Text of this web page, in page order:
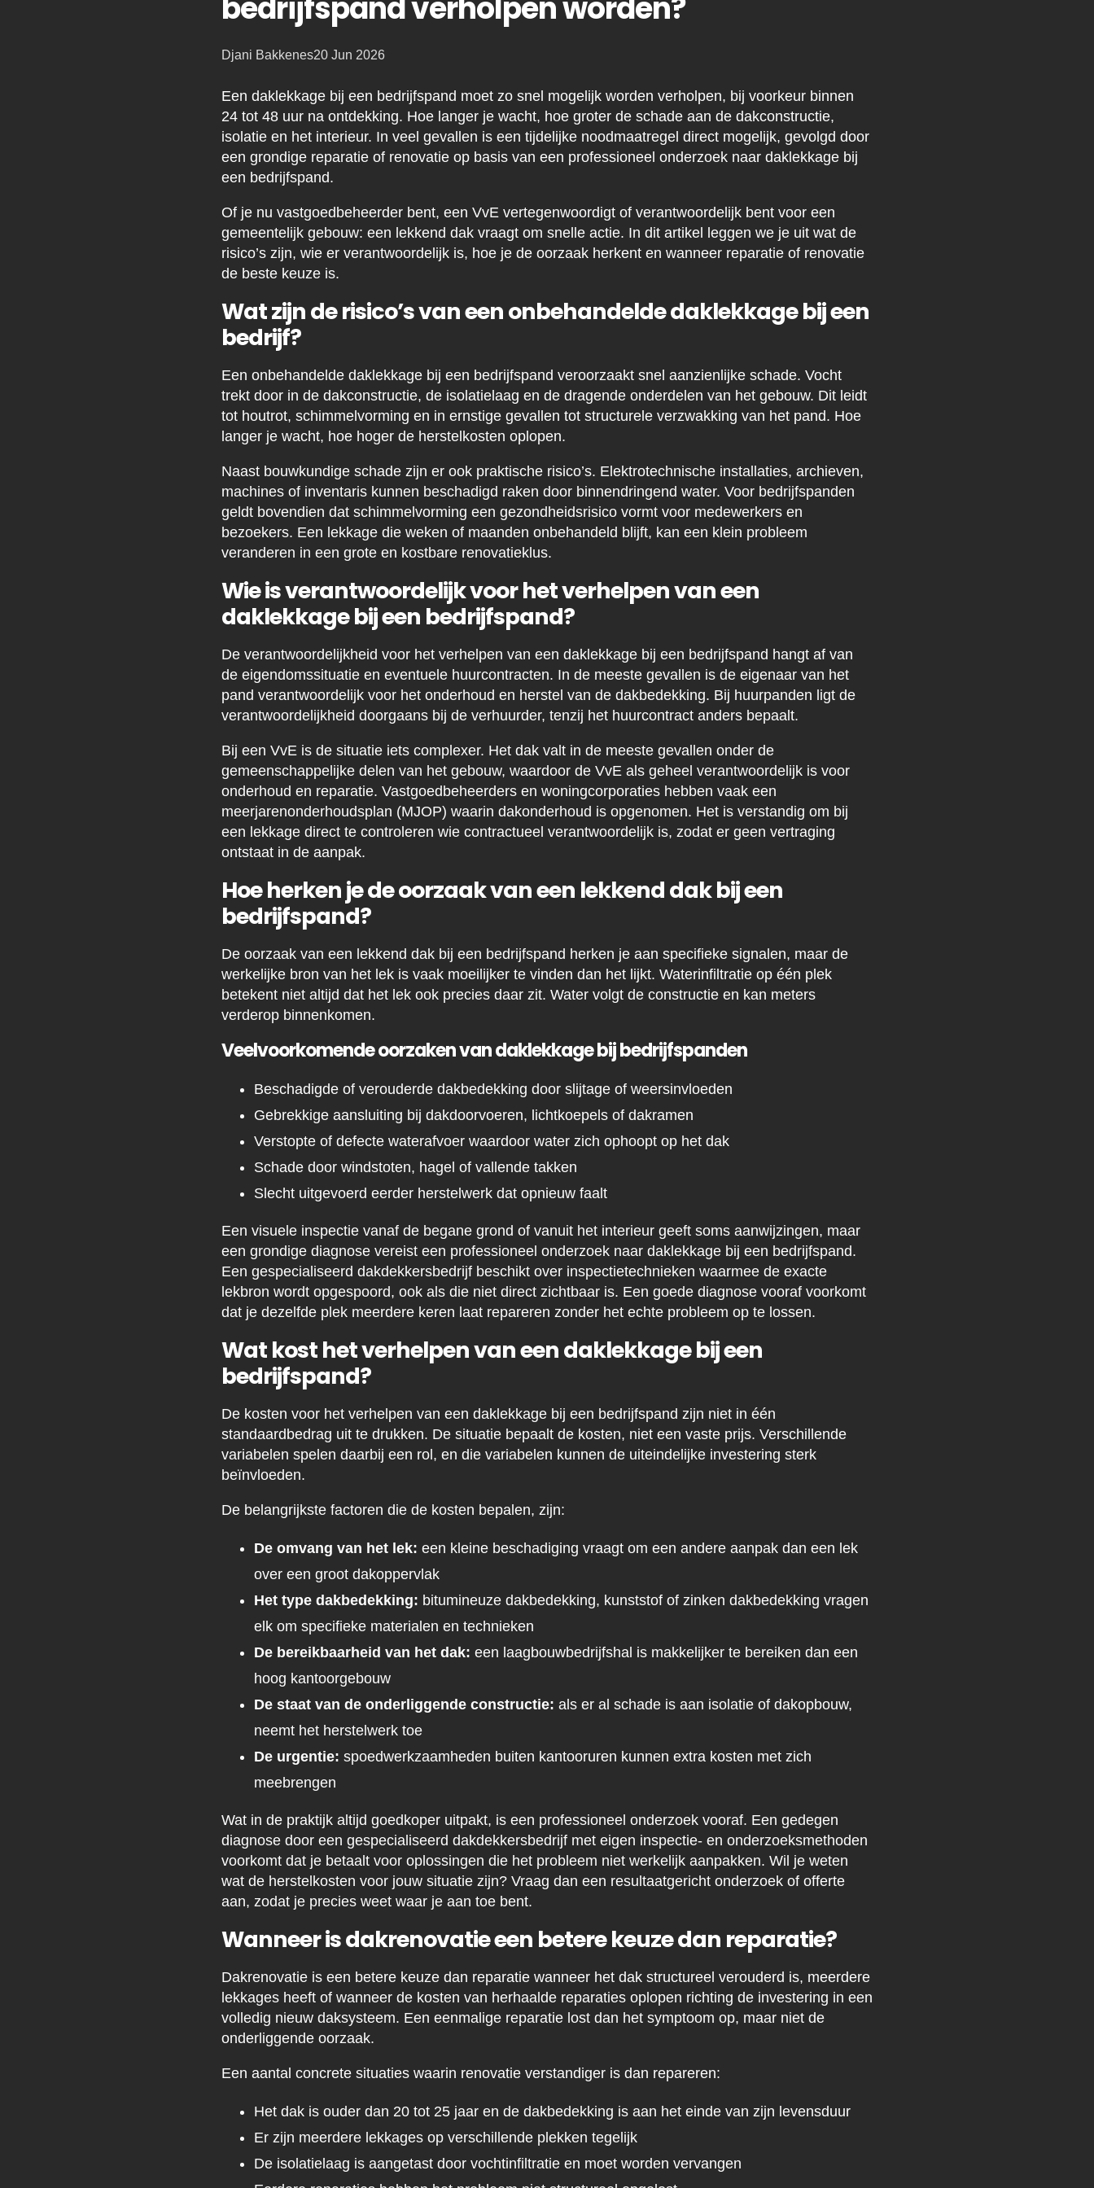
bedrijfspand verholpen worden?
Posted
Djani Bakkenes20 Jun 2026
Een daklekkage bij een bedrijfspand moet zo snel mogelijk worden verholpen, bij voorkeur binnen
24 tot 48 uur na ontdekking. Hoe langer je wacht, hoe groter de schade aan de dakconstructie,
isolatie en het interieur. In veel gevallen is een tijdelijke noodmaatregel direct mogelijk, gevolgd door
een grondige reparatie of renovatie op basis van een professioneel onderzoek naar daklekkage bij
een bedrijfspand.
Of je nu vastgoedbeheerder bent, een VvE vertegenwoordigt of verantwoordelijk bent voor een
gemeentelijk gebouw: een lekkend dak vraagt om snelle actie. In dit artikel leggen we je uit wat de
risico’s zijn, wie er verantwoordelijk is, hoe je de oorzaak herkent en wanneer reparatie of renovatie
de beste keuze is.
Wat zijn de risico’s van een onbehandelde daklekkage bij een
bedrijf?
Een onbehandelde daklekkage bij een bedrijfspand veroorzaakt snel aanzienlijke schade. Vocht
trekt door in de dakconstructie, de isolatielaag en de dragende onderdelen van het gebouw. Dit leidt
tot houtrot, schimmelvorming en in ernstige gevallen tot structurele verzwakking van het pand. Hoe
langer je wacht, hoe hoger de herstelkosten oplopen.
Naast bouwkundige schade zijn er ook praktische risico’s. Elektrotechnische installaties, archieven,
machines of inventaris kunnen beschadigd raken door binnendringend water. Voor bedrijfspanden
geldt bovendien dat schimmelvorming een gezondheidsrisico vormt voor medewerkers en
bezoekers. Een lekkage die weken of maanden onbehandeld blijft, kan een klein probleem
veranderen in een grote en kostbare renovatieklus.
Wie is verantwoordelijk voor het verhelpen van een
daklekkage bij een bedrijfspand?
De verantwoordelijkheid voor het verhelpen van een daklekkage bij een bedrijfspand hangt af van
de eigendomssituatie en eventuele huurcontracten. In de meeste gevallen is de eigenaar van het
pand verantwoordelijk voor het onderhoud en herstel van de dakbedekking. Bij huurpanden ligt de
verantwoordelijkheid doorgaans bij de verhuurder, tenzij het huurcontract anders bepaalt.
Bij een VvE is de situatie iets complexer. Het dak valt in de meeste gevallen onder de
gemeenschappelijke delen van het gebouw, waardoor de VvE als geheel verantwoordelijk is voor
onderhoud en reparatie. Vastgoedbeheerders en woningcorporaties hebben vaak een
meerjarenonderhoudsplan (MJOP) waarin dakonderhoud is opgenomen. Het is verstandig om bij
een lekkage direct te controleren wie contractueel verantwoordelijk is, zodat er geen vertraging
ontstaat in de aanpak.
Hoe herken je de oorzaak van een lekkend dak bij een
bedrijfspand?
De oorzaak van een lekkend dak bij een bedrijfspand herken je aan specifieke signalen, maar de
werkelijke bron van het lek is vaak moeilijker te vinden dan het lijkt. Waterinfiltratie op één plek
betekent niet altijd dat het lek ook precies daar zit. Water volgt de constructie en kan meters
verderop binnenkomen.
Veelvoorkomende oorzaken van daklekkage bij bedrijfspanden
Beschadigde of verouderde dakbedekking door slijtage of weersinvloeden
Gebrekkige aansluiting bij dakdoorvoeren, lichtkoepels of dakramen
Verstopte of defecte waterafvoer waardoor water zich ophoopt op het dak
Schade door windstoten, hagel of vallende takken
Slecht uitgevoerd eerder herstelwerk dat opnieuw faalt
Een visuele inspectie vanaf de begane grond of vanuit het interieur geeft soms aanwijzingen, maar
een grondige diagnose vereist een professioneel onderzoek naar daklekkage bij een bedrijfspand.
Een gespecialiseerd dakdekkersbedrijf beschikt over inspectietechnieken waarmee de exacte
lekbron wordt opgespoord, ook als die niet direct zichtbaar is. Een goede diagnose vooraf voorkomt
dat je dezelfde plek meerdere keren laat repareren zonder het echte probleem op te lossen.
Wat kost het verhelpen van een daklekkage bij een
bedrijfspand?
De kosten voor het verhelpen van een daklekkage bij een bedrijfspand zijn niet in één
standaardbedrag uit te drukken. De situatie bepaalt de kosten, niet een vaste prijs. Verschillende
variabelen spelen daarbij een rol, en die variabelen kunnen de uiteindelijke investering sterk
beïnvloeden.
De belangrijkste factoren die de kosten bepalen, zijn:
De omvang van het lek: een kleine beschadiging vraagt om een andere aanpak dan een lek
over een groot dakoppervlak
Het type dakbedekking: bitumineuze dakbedekking, kunststof of zinken dakbedekking vragen
elk om specifieke materialen en technieken
De bereikbaarheid van het dak: een laagbouwbedrijfshal is makkelijker te bereiken dan een
hoog kantoorgebouw
De staat van de onderliggende constructie: als er al schade is aan isolatie of dakopbouw,
neemt het herstelwerk toe
De urgentie: spoedwerkzaamheden buiten kantooruren kunnen extra kosten met zich
meebrengen
Wat in de praktijk altijd goedkoper uitpakt, is een professioneel onderzoek vooraf. Een gedegen
diagnose door een gespecialiseerd dakdekkersbedrijf met eigen inspectie- en onderzoeksmethoden
voorkomt dat je betaalt voor oplossingen die het probleem niet werkelijk aanpakken. Wil je weten
wat de herstelkosten voor jouw situatie zijn? Vraag dan een resultaatgericht onderzoek of offerte
aan, zodat je precies weet waar je aan toe bent.
Wanneer is dakrenovatie een betere keuze dan reparatie?
Dakrenovatie is een betere keuze dan reparatie wanneer het dak structureel verouderd is, meerdere
lekkages heeft of wanneer de kosten van herhaalde reparaties oplopen richting de investering in een
volledig nieuw daksysteem. Een eenmalige reparatie lost dan het symptoom op, maar niet de
onderliggende oorzaak.
Een aantal concrete situaties waarin renovatie verstandiger is dan repareren:
Het dak is ouder dan 20 tot 25 jaar en de dakbedekking is aan het einde van zijn levensduur
Er zijn meerdere lekkages op verschillende plekken tegelijk
De isolatielaag is aangetast door vochtinfiltratie en moet worden vervangen